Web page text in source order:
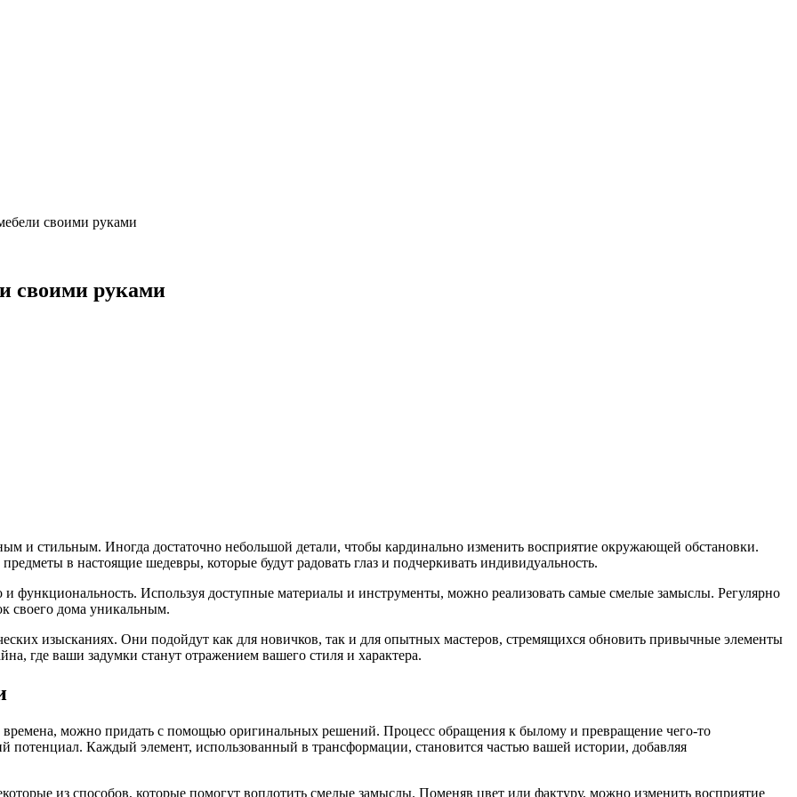
своими руками
своими руками
и стильным. Иногда достаточно небольшой детали, чтобы кардинально изменить восприятие окружающей обстановки.
в настоящие шедевры, которые будут радовать глаз и подчеркивать индивидуальность.
функциональность. Используя доступные материалы и инструменты, можно реализовать самые смелые замыслы. Регулярно
своего дома уникальным.
изысканиях. Они подойдут как для новичков, так и для опытных мастеров, стремящихся обновить привычные элементы
где ваши задумки станут отражением вашего стиля и характера.
можно придать с помощью оригинальных решений. Процесс обращения к былому и превращение чего-то
потенциал. Каждый элемент, использованный в трансформации, становится частью вашей истории, добавляя
из способов, которые помогут воплотить смелые замыслы. Поменяв цвет или фактуру, можно изменить восприятие